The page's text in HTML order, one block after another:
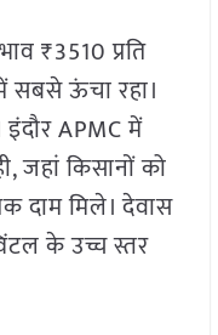
₹3510 प्रति
सबसे ऊंचा रहा।
APMC में
जहां किसानों को
दाम मिले। देवास
के उच्च स्तर